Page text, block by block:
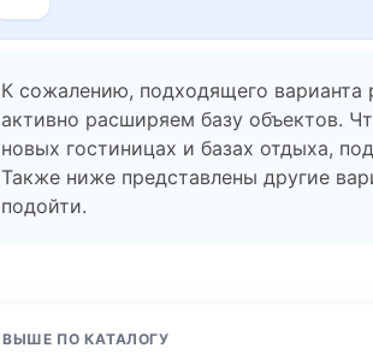
К сожалению, подходящего
активно расширяем базу объектов.
новых гостиницах и базах отдыха,
Также ниже представлены другие
подойти.
ВЫШЕ ПО КАТАЛОГУ